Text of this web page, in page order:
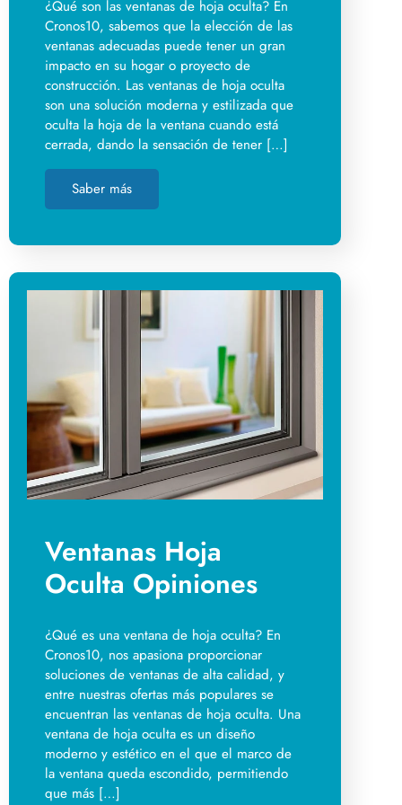
¿Qué son las ventanas de hoja oculta? En
Cronos10, sabemos que la elección de las
ventanas adecuadas puede tener un gran
impacto en su hogar o proyecto de
construcción. Las ventanas de hoja oculta
son una solución moderna y estilizada que
oculta la hoja de la ventana cuando está
cerrada, dando la sensación de tener […]
Saber más
Ventanas Hoja
Oculta Opiniones
¿Qué es una ventana de hoja oculta? En
Cronos10, nos apasiona proporcionar
soluciones de ventanas de alta calidad, y
entre nuestras ofertas más populares se
encuentran las ventanas de hoja oculta. Una
ventana de hoja oculta es un diseño
moderno y estético en el que el marco de
la ventana queda escondido, permitiendo
que más […]